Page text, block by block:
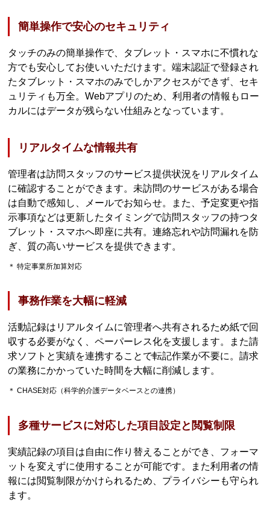
簡単操作で安心のセキュリティ
タッチのみの簡単操作で、タブレット・スマホに不慣れな
方でも安心してお使いいただけます。端末認証で登録され
たタブレット・スマホのみでしかアクセスができず、セキ
ュリティも万全。Webアプリのため、利用者の情報もロー
カルにはデータが残らない仕組みとなっています。
リアルタイムな情報共有
管理者は訪問スタッフのサービス提供状況をリアルタイム
に確認することができます。未訪問のサービスがある場合
は自動で感知し、メールでお知らせ。また、予定変更や指
示事項などは更新したタイミングで訪問スタッフの持つタ
ブレット・スマホへ即座に共有。連絡忘れや訪問漏れを防
ぎ、質の高いサービスを提供できます。
＊ 特定事業所加算対応
事務作業を大幅に軽減
活動記録はリアルタイムに管理者へ共有されるため紙で回
収する必要がなく、ペーパーレス化を支援します。また請
求ソフトと実績を連携することで転記作業が不要に。請求
の業務にかかっていた時間を大幅に削減します。
＊ CHASE対応（科学的介護データベースとの連携）
多種サービスに対応した項目設定と閲覧制限
実績記録の項目は自由に作り替えることができ、フォーマ
ットを変えずに使用することが可能です。また利用者の情
報には閲覧制限がかけられるため、プライバシーも守られ
ます。